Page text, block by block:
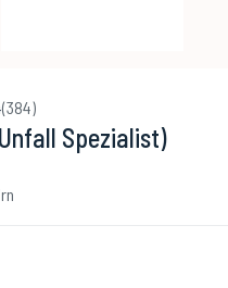
(384)
Spezialist)